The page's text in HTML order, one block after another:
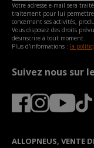
Votre adresse e-mail sera
traitement pour lui permettre
concernant ses activités,
Vous disposez des droits
désinscrire à tout moment.
Plus d'informations : la
Suivez nous sur
ALLOPNEUS, VENTE